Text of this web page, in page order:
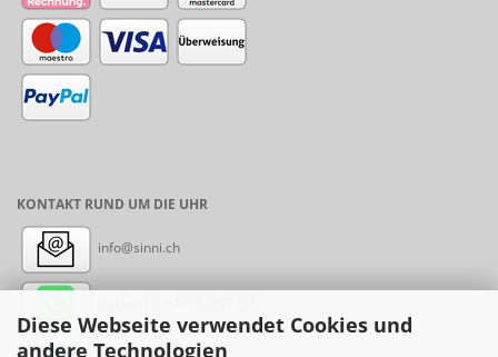
Diese Webseite verwendet Cookies und
andere Technologien
KONTAKT RUND UM DIE UHR
info@sinni.ch